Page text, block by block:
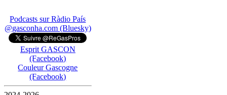
Podcasts sur Ràdio País
@gasconha.com (Bluesky)
Esprit GASCON
(Facebook)
Couleur Gascogne
(Facebook)